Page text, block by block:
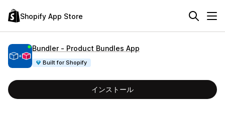
Shopify App Store
Bundler ‑ Product Bundles App
Built for Shopify
インストール